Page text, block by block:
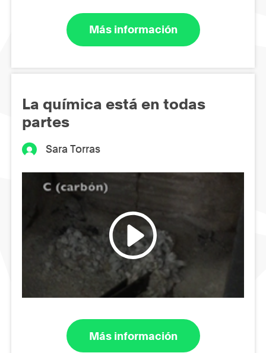
Más información
La química está en todas
partes
Sara Torras
Más información